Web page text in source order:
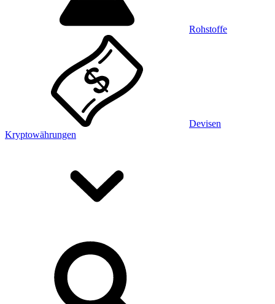
Rohstoffe
Devisen
Kryptowährungen